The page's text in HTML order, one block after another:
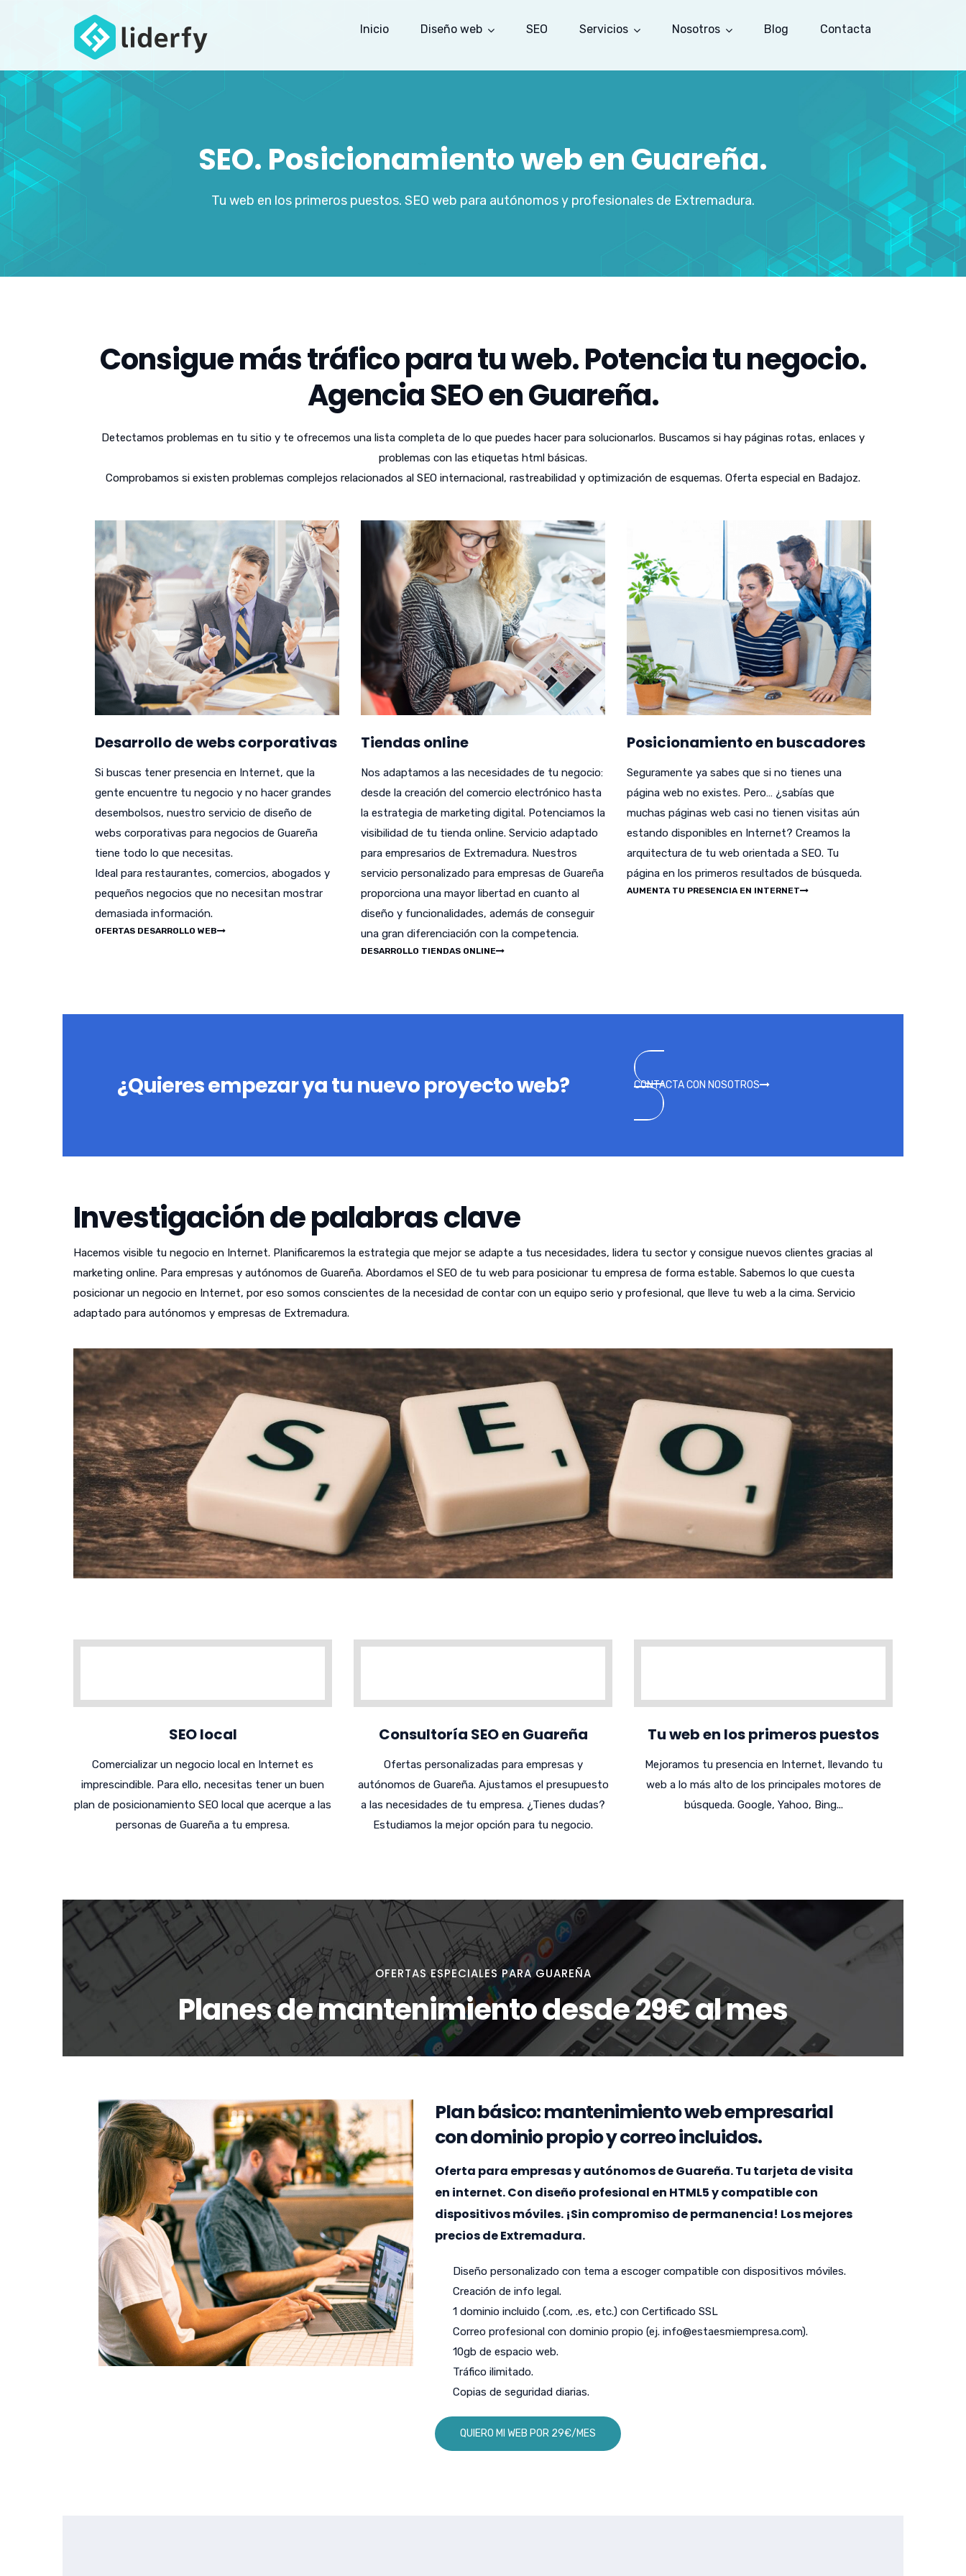
Inicio Diseño web SEO Servicios Nosotros Blog Contacta
SEO. Posicionamiento web en Guareña.
Tu web en los primeros puestos. SEO web para autónomos y profesionales de Extremadura.
Consigue más tráfico para tu web. Potencia tu negocio.
Agencia SEO en Guareña.
Detectamos problemas en tu sitio y te ofrecemos una lista completa de lo que puedes hacer para solucionarlos. Buscamos si hay páginas rotas, enlaces y
problemas con las etiquetas html básicas.
Comprobamos si existen problemas complejos relacionados al SEO internacional, rastreabilidad y optimización de esquemas. Oferta especial en Badajoz.
Desarrollo de webs corporativas
Si buscas tener presencia en Internet, que la
gente encuentre tu negocio y no hacer grandes
desembolsos, nuestro servicio de diseño de
webs corporativas para negocios de Guareña
tiene todo lo que necesitas.
Ideal para restaurantes, comercios, abogados y
pequeños negocios que no necesitan mostrar
demasiada información.
OFERTAS DESARROLLO WEB
Tiendas online
Nos adaptamos a las necesidades de tu negocio:
desde la creación del comercio electrónico hasta
la estrategia de marketing digital. Potenciamos la
visibilidad de tu tienda online. Servicio adaptado
para empresarios de Extremadura. Nuestros
servicio personalizado para empresas de Guareña
proporciona una mayor libertad en cuanto al
diseño y funcionalidades, además de conseguir
una gran diferenciación con la competencia.
DESARROLLO TIENDAS ONLINE
Posicionamiento en buscadores
Seguramente ya sabes que si no tienes una
página web no existes. Pero… ¿sabías que
muchas páginas web casi no tienen visitas aún
estando disponibles en Internet? Creamos la
arquitectura de tu web orientada a SEO. Tu
página en los primeros resultados de búsqueda.
AUMENTA TU PRESENCIA EN INTERNET
¿Quieres empezar ya tu nuevo proyecto web? CONTACTA CON NOSOTROS
Investigación de palabras clave
Hacemos visible tu negocio en Internet. Planificaremos la estrategia que mejor se adapte a tus necesidades, lidera tu sector y consigue nuevos clientes gracias al
marketing online. Para empresas y autónomos de Guareña. Abordamos el SEO de tu web para posicionar tu empresa de forma estable. Sabemos lo que cuesta
posicionar un negocio en Internet, por eso somos conscientes de la necesidad de contar con un equipo serio y profesional, que lleve tu web a la cima. Servicio
adaptado para autónomos y empresas de Extremadura.
SEO local
Comercializar un negocio local en Internet es
imprescindible. Para ello, necesitas tener un buen
plan de posicionamiento SEO local que acerque a las
personas de Guareña a tu empresa.
Consultoría SEO en Guareña
Ofertas personalizadas para empresas y
autónomos de Guareña. Ajustamos el presupuesto
a las necesidades de tu empresa. ¿Tienes dudas?
Estudiamos la mejor opción para tu negocio.
Tu web en los primeros puestos
Mejoramos tu presencia en Internet, llevando tu
web a lo más alto de los principales motores de
búsqueda. Google, Yahoo, Bing...
OFERTAS ESPECIALES PARA GUAREÑA
Planes de mantenimiento desde 29€ al mes
Plan básico: mantenimiento web empresarial
con dominio propio y correo incluidos.
Oferta para empresas y autónomos de Guareña. Tu tarjeta de visita
en internet. Con diseño profesional en HTML5 y compatible con
dispositivos móviles. ¡Sin compromiso de permanencia! Los mejores
precios de Extremadura.
Diseño personalizado con tema a escoger compatible con dispositivos móviles.
Creación de info legal.
1 dominio incluido (.com, .es, etc.) con Certificado SSL
Correo profesional con dominio propio (ej. info@estaesmiempresa.com).
10gb de espacio web.
Tráfico ilimitado.
Copias de seguridad diarias.
QUIERO MI WEB POR 29€/MES